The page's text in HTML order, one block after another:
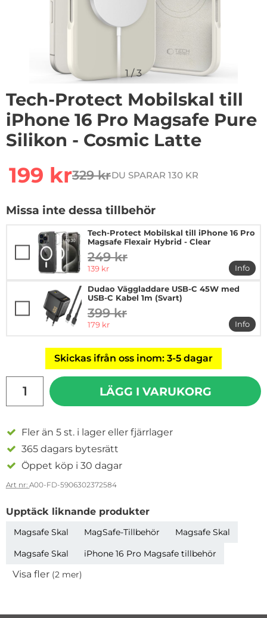
1/3
Tech-Protect Mobilskal till
iPhone 16 Pro Magsafe Pure
Silikon - Cosmic Latte
rea pris
199 krtidigare pris
329 krDU SPARAR 130 KR
Missa inte dessa tillbehör
Tech-Protect Mobilskal till iPhone 16 Pro
Magsafe Flexair Hybrid - Clear
tidigare pris
249 kr
rea pris
139 kr
Info
mer
Dudao Väggladdare USB-C 45W med
USB-C Kabel 1m (Svart)
tidigare pris
399 kr
rea pris
179 kr
Info
mer
Skickas ifrån oss inom: 3-5 dagar
LÄGG I VARUKORG
Fler än 5 st. i lager eller fjärrlager
365 dagars bytesrätt
Öppet köp i 30 dagar
Art nr: A00-FD-5906302372584
Upptäck liknande produkter
Magsafe Skal MagSafe-Tillbehör
Magsafe Skal
Magsafe Skal
iPhone 16 Pro Magsafe tillbehör
Visa fler (2 mer)